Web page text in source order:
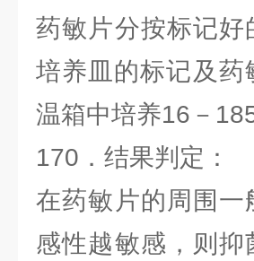
药敏片分按标记
培养皿的标记及
温箱中培养16－
170．结果判定：
在药敏片的周围
感性越敏感，则